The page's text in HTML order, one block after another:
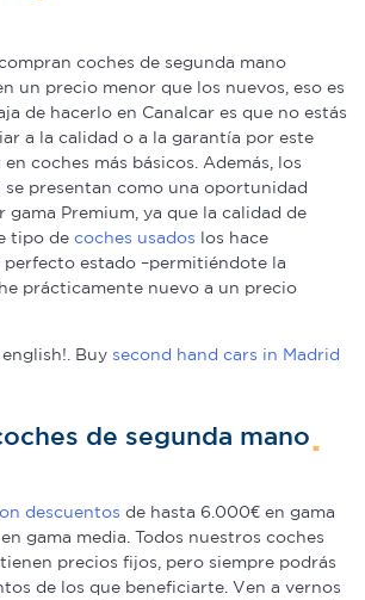
coches de segunda mano
un precio menor que los nuevos, eso es
de hacerlo en Canalcar es que no estás
a la calidad o a la garantía por este
coches más básicos. Además, los
se presentan como una oportunidad
gama Premium, ya que la calidad de
tipo de coches usados los hace
perfecto estado –permitiéndote la
prácticamente nuevo a un precio
Buy second hand cars in Madrid
de segunda mano
descuentos de hasta 6.000€ en gama
gama media. Todos nuestros coches
precios fijos, pero siempre podrás
de los que beneficiarte. Ven a vernos